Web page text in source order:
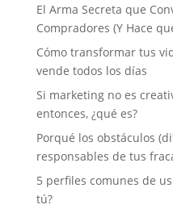
El Arma Secreta que
Compradores (Y Hace
Cómo transformar tus
vende todos los días
Si marketing no es
entonces, ¿qué es?
Porqué los obstáculos
responsables de tus
5 perfiles comunes de
tú?